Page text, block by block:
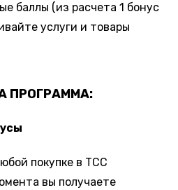
баллы (из расчета 1 бонус
услуги и товары
ПРОГРАММА:
покупке в ТСС
вы получаете